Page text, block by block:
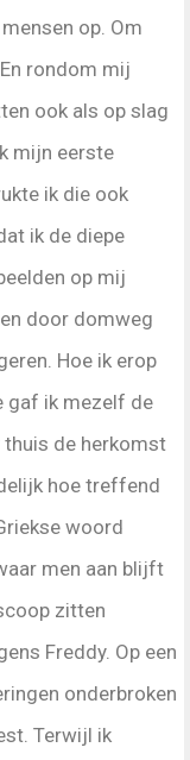
op. Om
rondom mij
ook als op slag
mijn eerste
ik die ook
ik de diepe
op mij
door domweg
Hoe ik erop
gaf ik mezelf de
thuis de herkomst
hoe treffend
woord
men aan blijft
zitten
Freddy. Op een
onderbroken
Terwijl ik